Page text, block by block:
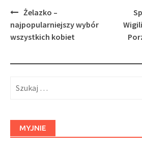
Post
navigation
Żelazko –
najpopularniejszy wybór
wszystkich kobiet
MYJNIE